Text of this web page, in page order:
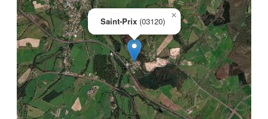
Saint-Prix (03120)
×